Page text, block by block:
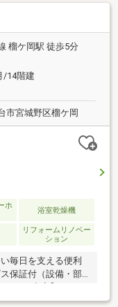
、大型家具を置い
無償※車種による
3月完成・浴室ミラ
室：インサッシ新
和室を除く）、ク
レ：温水洗浄便座
規交換、レンジフ
榴ケ岡駅 徒歩5分
/14階建
市宮城野区榴ケ岡
ホ
浴室乾燥機
リフォームリノベー
ション
毎日を支える便利
保証付（設備・部
面化粧台・温水洗浄